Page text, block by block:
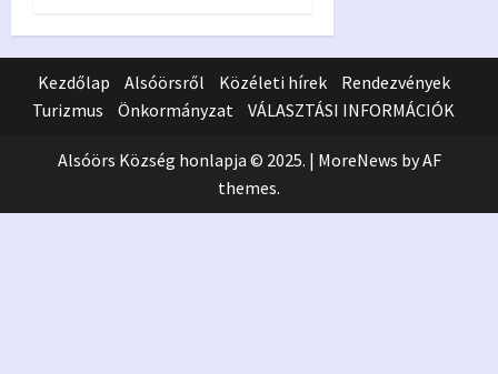
Kezdőlap Alsóörsről Közéleti hírek
Rendezvények
Turizmus
Önkormányzat VÁLASZTÁSI INFORMÁCIÓK
Alsóörs Község honlapja © 2025. | MoreNews by AF
themes.